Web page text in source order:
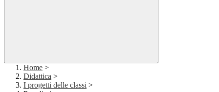
Home >
Didattica >
I progetti delle classi >